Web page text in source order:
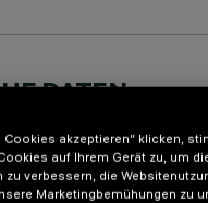
DATEN
Cookies akzeptieren“ klicken,
auf Ihrem Gerät zu, um
zu verbessern, die
Marketingbemühungen zu